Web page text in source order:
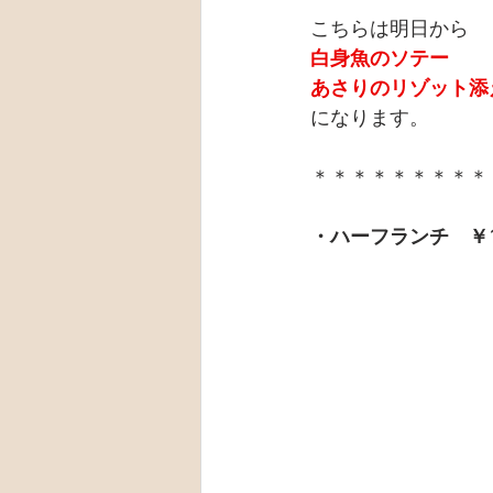
こちらは明日から
白身魚のソテー
あさりのリゾット添
になります。
＊＊＊＊＊＊＊＊
・ハーフランチ　